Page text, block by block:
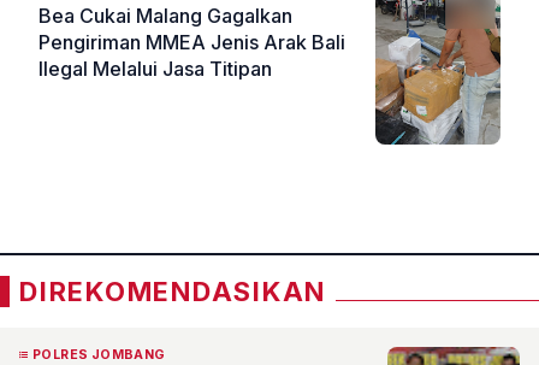
Bea Cukai Malang Gagalkan
Pengiriman MMEA Jenis Arak Bali
Ilegal Melalui Jasa Titipan
DIREKOMENDASIKAN
POLRES JOMBANG